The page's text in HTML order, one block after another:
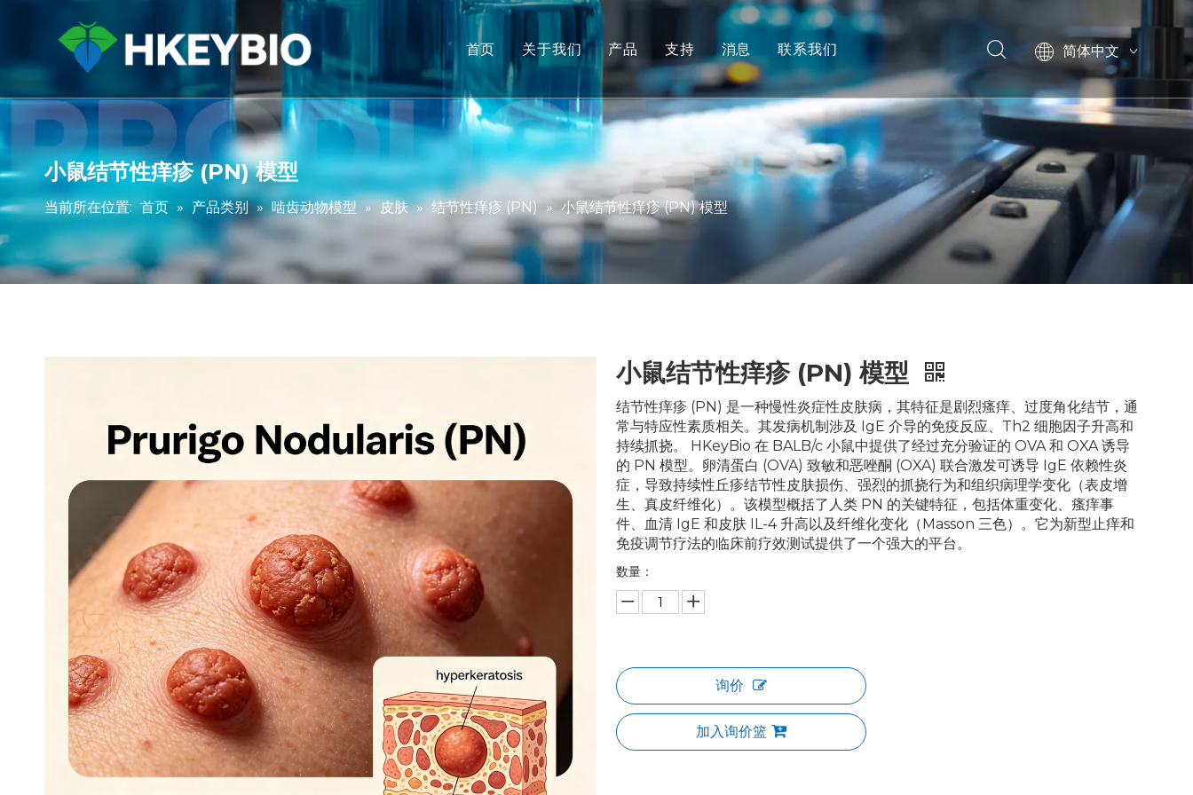
首页 关于我们 产品
非人类灵长类动物 (NHP) 模型
啮齿动物模型
人体组织和离体模型
综合疗效评价
转化医学和生物标志物
IND 提交支持
支持
服务
常问问题
客户评价
消息 联系我们
简体中文
English
小鼠结节性痒疹 (PN) 模型
当前所在位置: 首页 » 产品类别 » 啮齿动物模型 » 皮肤 » 结节性痒疹 (PN) » 小鼠结节性痒疹 (PN) 模型
小鼠结节性痒疹 (PN) 模型
结节性痒疹 (PN) 是一种慢性炎症性皮肤病，其特征是剧烈瘙痒、过度角化结节，通
常与特应性素质相关。其发病机制涉及 IgE 介导的免疫反应、Th2 细胞因子升高和
持续抓挠。 HKeyBio 在 BALB/c 小鼠中提供了经过充分验证的 OVA 和 OXA 诱导
的 PN 模型。卵清蛋白 (OVA) 致敏和恶唑酮 (OXA) 联合激发可诱导 IgE 依赖性炎
症，导致持续性丘疹结节性皮肤损伤、强烈的抓挠行为和组织病理学变化（表皮增
生、真皮纤维化）。该模型概括了人类 PN 的关键特征，包括体重变化、瘙痒事
件、血清 IgE 和皮肤 IL-4 升高以及纤维化变化（Masson 三色）。它为新型止痒和
免疫调节疗法的临床前疗效测试提供了一个强大的平台。
数量：
询价
加入询价篮